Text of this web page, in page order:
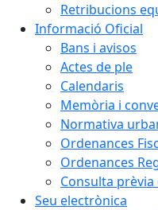
Retribucions
Informació Oficial
Bans i avisos
Actes de ple
Calendaris
Memòria i
Normativa
Ordenances
Ordenances
Consulta
Seu electrònica